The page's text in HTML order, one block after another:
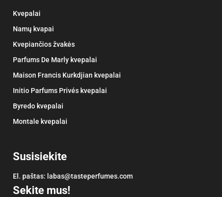
Kvepalai
Namų kvapai
Kvepiančios žvakės
Parfums De Marly kvepalai
Maison Francis Kurkdjian kvepalai
Initio Parfums Privés kvepalai
Byredo kvepalai
Montale kvepalai
Susisiekite
El. paštas: labas@tasteperfumes.com
Sekite mus!